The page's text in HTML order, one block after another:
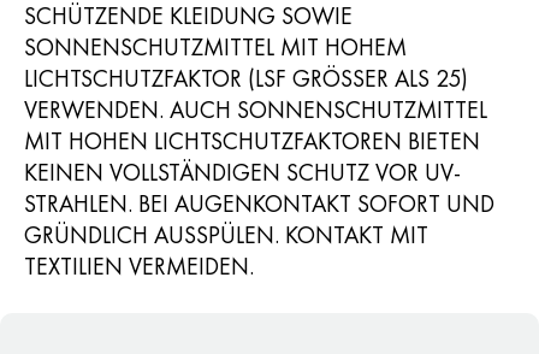
CHÜTZENDE KLEIDUNG SOWIE S
ONNENSCHUTZMITTEL MIT HOHEM L
ICHTSCHUTZFAKTOR (LSF GRÖSSER ALS 25) VE
RWENDEN. AUCH SONNENSCHUTZMITTEL MI
T HOHEN LICHTSCHUTZFAKTOREN BIETEN KE
INEN VOLLSTÄNDIGEN SCHUTZ VOR UV-ST
RAHLEN. BEI AUGENKONTAKT SOFORT UND GR
ÜNDLICH AUSSPÜLEN. KONTAKT MIT TE
XTILIEN VERMEIDEN.